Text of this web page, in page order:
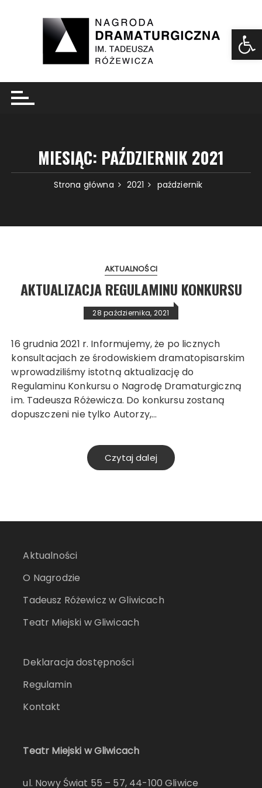
MIESIĄC: PAŹDZIERNIK 2021
Strona główna 2021 październik
AKTUALNOŚCI
AKTUALIZACJA REGULAMINU KONKURSU
28 października, 2021
16 grudnia 2021 r. Informujemy, że po licznych
konsultacjach ze środowiskiem dramatopisarskim
wprowadziliśmy istotną aktualizację do
Regulaminu Konkursu o Nagrodę Dramaturgiczną
im. Tadeusza Różewicza. Do konkursu zostaną
dopuszczeni nie tylko Autorzy,…
Czytaj dalej
Aktualności
O Nagrodzie
Tadeusz Różewicz w Gliwicach
Teatr Miejski w Gliwicach
Deklaracja dostępności
Regulamin
Kontakt
Teatr Miejski w Gliwicach
ul. Nowy Świat 55 – 57, 44-100 Gliwice